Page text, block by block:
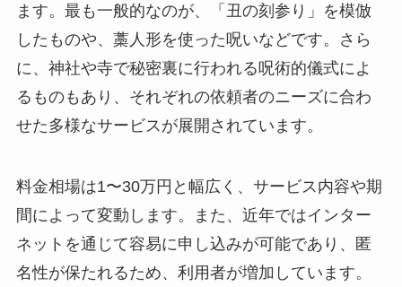
ます。最も一般的なのが、「丑の刻参り」を模倣
したものや、藁人形を使った呪いなどです。さら
に、神社や寺で秘密裏に行われる呪術的儀式によ
るものもあり、それぞれの依頼者のニーズに合わ
せた多様なサービスが展開されています。
料金相場は1〜30万円と幅広く、サービス内容や期
間によって変動します。また、近年ではインター
ネットを通じて容易に申し込みが可能であり、匿
名性が保たれるため、利用者が増加しています。